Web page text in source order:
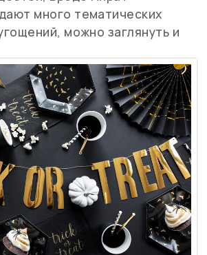
много тематических
можно заглянуть и